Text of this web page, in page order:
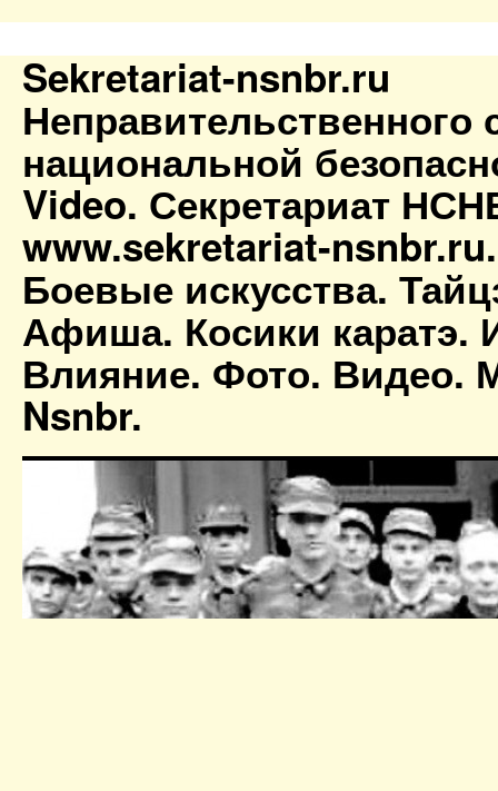
Sekretariat-nsnbr.ru
Неправительственного
национальной
Video. Секретариат
www.sekretariat-
Боевые искусства.
Афиша. Косики каратэ.
Влияние. Фото. Видео.
Nsnbr.